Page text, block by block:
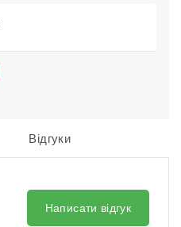
Відгуки
Написати відгук